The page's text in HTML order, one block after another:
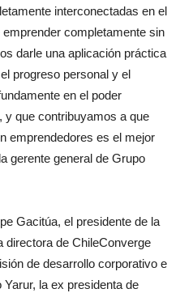
interconectadas en el
completamente sin
darle una aplicación práctica
progreso personal y el
en el poder
y que contribuyamos a que
emprendedores es el mejor
gerente general de Grupo
Gacitúa, el presidente de la
directora de ChileConverge
de desarrollo corporativo e
la ex presidenta de